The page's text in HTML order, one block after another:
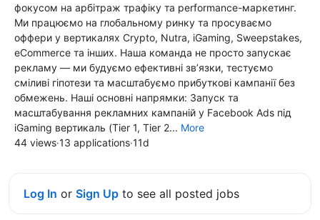
фокусом на арбітраж трафіку та performance-маркетинг.
Ми працюємо на глобальному ринку та просуваємо
оффери у вертикалях Crypto, Nutra, iGaming, Sweepstakes,
eCommerce та інших. Наша команда не просто запускає
рекламу — ми будуємо ефективні зв’язки, тестуємо
сміливі гіпотези та масштабуємо прибуткові кампанії без
обмежень. Наші основні напрямки: Запуск та
масштабування рекламних кампаній у Facebook Ads під
iGaming вертикаль (Tier 1, Tier 2... More
44 views·13 applications·11d
Log In or Sign Up to see all posted jobs